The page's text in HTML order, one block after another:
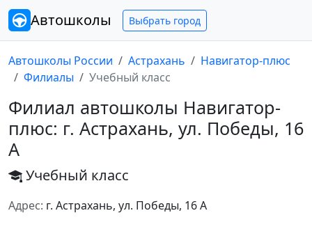
Автошколы Выбрать город
Автошколы России Астрахань
Навигатор-плюс
Филиалы
Учебный класс
Филиал автошколы Навигатор-
плюс: г. Астрахань, ул. Победы, 16
А
Учебный класс
Адрес: г. Астрахань, ул. Победы, 16 А